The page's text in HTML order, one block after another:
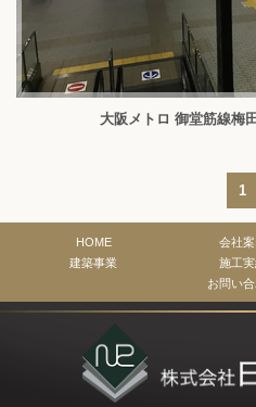
大阪メトロ 御堂筋線梅
1
HOME 会社案
建築事業
施工
お問い